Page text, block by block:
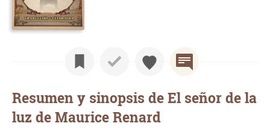
Resumen y sinopsis de El señor de la
luz de Maurice Renard